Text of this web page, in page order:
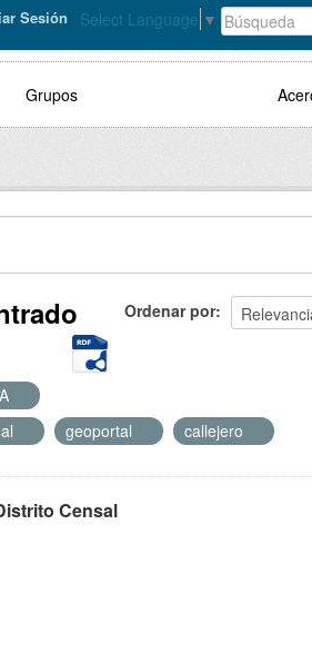
Select Language ▼
Sesión
Grupos
Ordenar por
geoportal callejero
Censal